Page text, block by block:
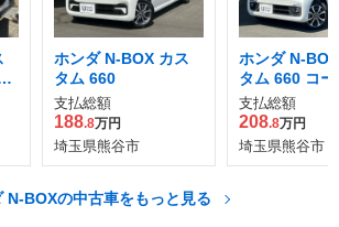
ホンダ N-BOX カス
タム 660
支払総額
188.8万円
埼玉県熊谷市
ホンダ N-
タム 660 コ
ートスタイル
ン
支払総額
208.8万円
埼玉県熊谷市
N-BOXの中古車をもっと見る